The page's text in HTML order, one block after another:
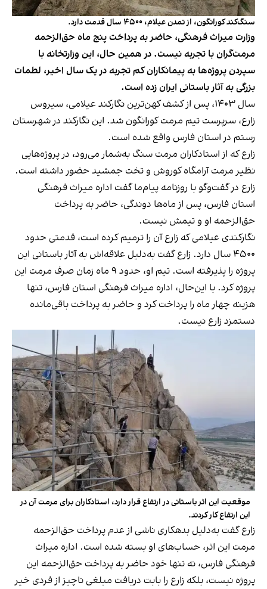
سنگ‌کند کورانگون، از تمدن عیلام، ۴۵۰۰ سال قدمت دارد.
وزارت میراث فرهنگی، حاضر به پرداخت پنج ماه حق‌الزحمه
مرمت‌گران با تجربه نیست. در همین حال، این وزارتخانه با
سپردن پروژه‌ها به پیمانکاران کم تجربه در یک سال اخیر، لطمات
بزرگی به آثار باستانی ایران زده است.
سال ۱۴۰۳، پس از کشف کهن‌ترین نگارکند عیلامی، سیروس
زارع، سرپرست تیم مرمت کورانگون شد. این نگارکند در شهرستان
رستم در استان فارس واقع شده است.
زارع که از استادکاران مرمت سنگ به‌شمار می‌رود، در پروژه‌هایی
نظیر مرمت آرامگاه کوروش و تخت جمشید حضور داشته است.
زارع در گفت‌وگو با روزنامه پیام‌ما گفت اداره میراث فرهنگی
استان فارس، پس از ماه‌ها دوندگی، حاضر به پرداخت
حق‌الزحمه او و تیمش نیست.
نگارکندی عیلامی که زارع آن را ترمیم کرده است، قدمتی حدود
۴۵۰۰ سال دارد. زارع گفت به‌دلیل علاقه‌اش به آثار باستانی این
پروژه را پذیرفته است. تیم او، حدود ۹ ماه زمان صرف مرمت این
پروژه کرد. با این‌حال، اداره میراث فرهنگی استان فارس، تنها
هزینه چهار ماه را پرداخت کرد و حاضر به پرداخت باقی‌مانده
دستمزد زارع نیست.
موقعیت این اثر باستانی در ارتفاع قرار دارد، استادکاران برای مرمت آن در
این ارتفاع کار کردند.
زارع گفت به‌دلیل بدهکاری ناشی از عدم پرداخت حق‌الزحمه
مرمت این اثر، حساب‌های او بسته شده است. اداره میراث
فرهنگی فارس، نه تنها خود حاضر به پرداخت حق‌الزحمه این
پروژه نیست، بلکه زارع را بابت دریافت مبلغی ناچیز از فردی خیر